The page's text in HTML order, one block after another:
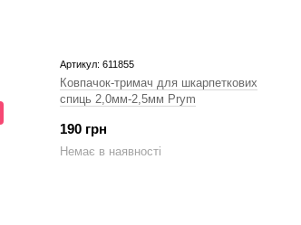
Артикул: 611855
Ковпачок-тримач для шкарпеткових
спиць 2,0мм-2,5мм Prym
190 грн
Немає в наявності